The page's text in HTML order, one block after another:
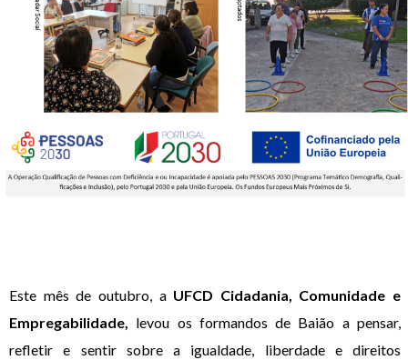
Este mês de outubro, a UFCD Cidadania, Comunidade e
Empregabilidade, levou os formandos de Baião a pensar,
refletir e sentir sobre a igualdade, liberdade e direitos